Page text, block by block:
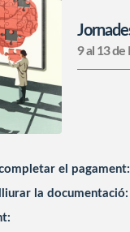
9 al 13 de
el pagament:
la documentació: